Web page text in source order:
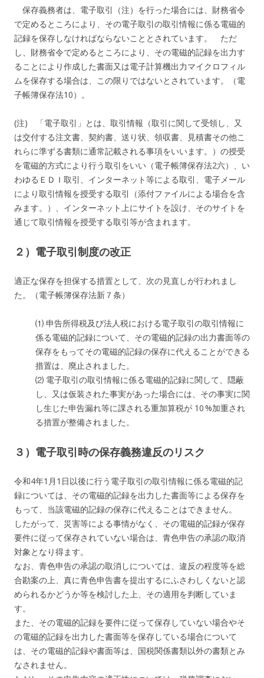
保存義務者は、電子取引（注）を行った場合には、財務省令
で定めるところにより、その電子取引の取引情報に係る電磁的
記録を保存しなければならないこととされています。 ただ
し、財務省令で定めるところにより、その電磁的記録を出力す
ることにより作成した書面又は電子計算機出力マイクロフィル
ムを保存する場合は、この限りではないとされています。（電
子帳簿保存法10）。
(注) 「電子取引」とは、取引情報（取引に関して受領し、又
は交付する注文書、契約書、送り状、領収書、見積書その他こ
れらに準ずる書類に通常記載される事項をいいます。）の授受
を電磁的方式により行う取引をいい（電子帳簿保存法2六）、い
わゆるＥＤＩ取引、インターネット等による取引、電子メール
により取引情報を授受する取引（添付ファイルによる場合を含
みます。）、インターネット上にサイトを設け、そのサイトを
通じて取引情報を授受する取引等が含まれます。
２）電子取引制度の改正
適正な保存を担保する措置として、次の見直しが行われまし
た。（電子帳簿保存法新７条）
⑴ 申告所得税及び法人税における電子取引の取引情報に
係る電磁的記録について、その電磁的記録の出力書面等の
保存をもってその電磁的記録の保存に代えることができる
措置は、廃止されました。
⑵ 電子取引の取引情報に係る電磁的記録に関して、隠蔽
し、又は仮装された事実があった場合には、その事実に関
し生じた申告漏れ等に課される重加算税が 10 %加重され
る措置が整備されました。
３）電子取引時の保存義務違反のリスク
令和4年1月1日以後に行う電子取引の取引情報に係る電磁的記
録については、その電磁的記録を出力した書面等による保存を
もって、当該電磁的記録の保存に代えることはできません。
したがって、災害等による事情がなく、その電磁的記録が保存
要件に従って保存されていない場合は、青色申告の承認の取消
対象となり得ます。
なお、青色申告の承認の取消しについては、違反の程度等を総
合勘案の上、真に青色申告書を提出するにふさわしくないと認
められるかどうか等を検討した上、その適用を判断していま
す。
また、その電磁的記録を要件に従って保存していない場合やそ
の電磁的記録を出力した書面等を保存している場合について
は、その電磁的記録や書面等は、国税関係書類以外の書類とみ
なされません。